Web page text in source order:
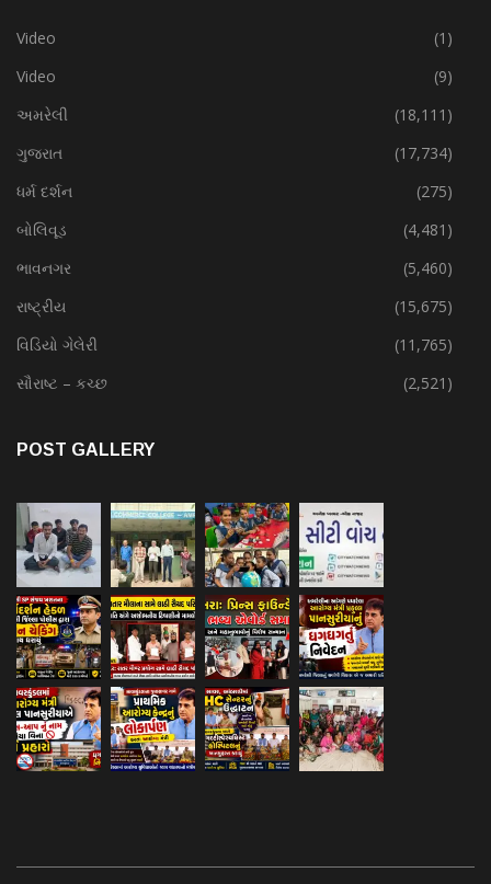
Video
(1)
Video
(9)
અમરેલી
(18,111)
ગુજરાત
(17,734)
ધર્મ દર્શન
(275)
બોલિવૂડ
(4,481)
ભાવનગર
(5,460)
રાષ્ટ્રીય
(15,675)
વિડિયો ગેલેરી
(11,765)
સૌરાષ્ટ – કચ્છ
(2,521)
POST GALLERY